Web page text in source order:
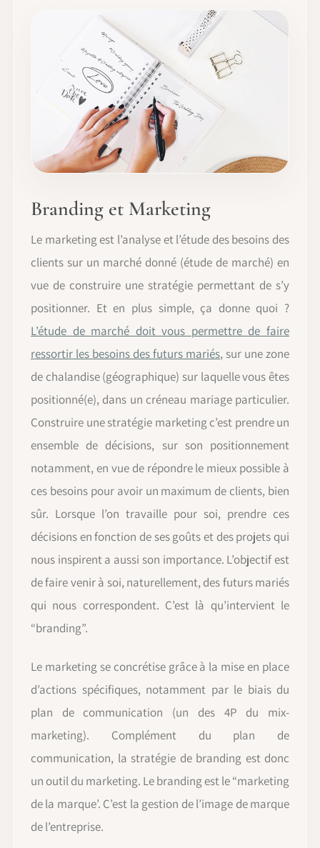
Branding et Marketing
Le marketing est l’analyse et l’étude des besoins des
clients sur un marché donné (étude de marché) en
vue de construire une stratégie permettant de s’y
positionner. Et en plus simple, ça donne quoi ?
L’étude de marché doit vous permettre de faire
ressortir les besoins des futurs mariés, sur une zone
de chalandise (géographique) sur laquelle vous êtes
positionné(e), dans un créneau mariage particulier.
Construire une stratégie marketing c’est prendre un
ensemble de décisions, sur son positionnement
notamment, en vue de répondre le mieux possible à
ces besoins pour avoir un maximum de clients, bien
sûr. Lorsque l’on travaille pour soi, prendre ces
décisions en fonction de ses goûts et des projets qui
nous inspirent a aussi son importance. L’objectif est
de faire venir à soi, naturellement, des futurs mariés
qui nous correspondent. C’est là qu’intervient le
“branding”.
Le marketing se concrétise grâce à la mise en place
d’actions spécifiques, notamment par le biais du
plan de communication (un des 4P du mix-
marketing). Complément du plan de
communication, la stratégie de branding est donc
un outil du marketing. Le branding est le “marketing
de la marque’. C’est la gestion de l’image de marque
de l’entreprise.